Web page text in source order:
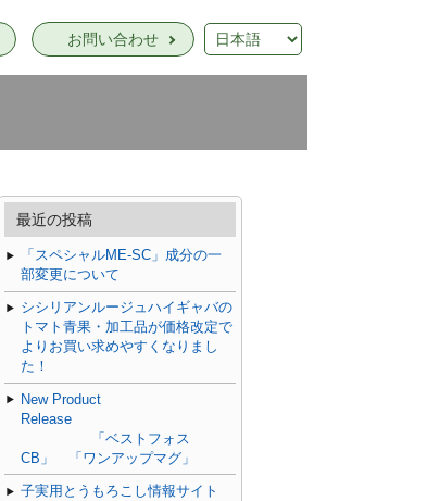
お問い合わせ
最近の投稿
「スペシャルME-SC」成分の一
部変更について
シシリアンルージュハイギャバの
トマト青果・加工品が価格改定で
よりお買い求めやすくなりまし
た！
New Product
Release
「ベストフォス
CB」 「ワンアップマグ」
子実用とうもろこし情報サイト